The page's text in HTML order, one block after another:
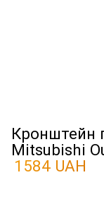
Кронштейн
Mitsubishi
1584 UAH